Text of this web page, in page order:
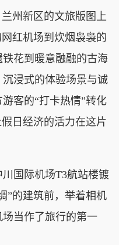
州新区的文旅版图上
红机场到炊烟袅袅的
花到暖意融融的古海
浸式的体验场景与诚
客的“打卡热情”转化
日经济的活力在这片
国际机场T3航站楼镀
”的建筑前，举着相机
当作了旅行的第一